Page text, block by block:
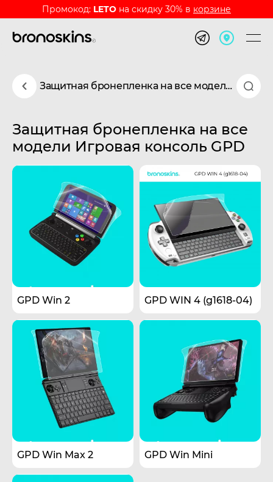
Промокод: LETO на скидку 30% в корзине
Защитная бронепленка на все модели Игровая консоль GPD
Защитная бронепленка на все
модели Игровая консоль GPD
GPD Win 2 GPD WIN 4 (g1618-04)
GPD Win Max 2 GPD Win Mini